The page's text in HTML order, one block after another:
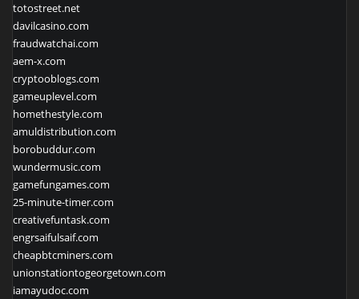
totostreet.net
davilcasino.com
fraudwatchai.com
aem-x.com
cryptooblogs.com
gameuplevel.com
homethestyle.com
amuldistribution.com
borobuddur.com
wundermusic.com
gamefungames.com
25-minute-timer.com
creativefuntask.com
engrsaifulsaif.com
cheapbtcminers.com
unionstationtogeorgetown.com
iamayudoc.com